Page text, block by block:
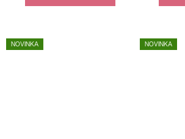
NOVINKA NOVINKA